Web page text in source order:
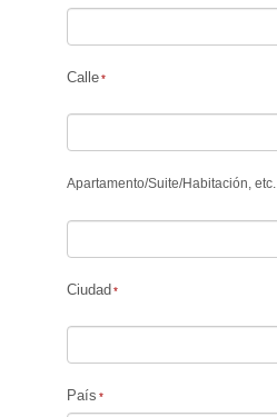
Calle
Apartamento/Suite/Habitación, etc.
Ciudad
País